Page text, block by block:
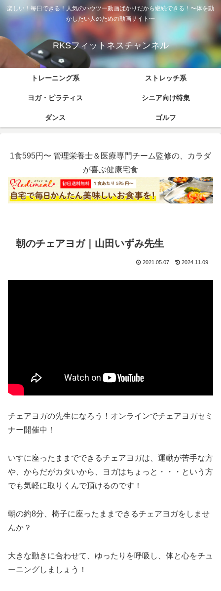
楽しい！毎日できる！人気のハウツー動画ばかりだから継続できる！〜体を動
かしたい人のための動画サイト〜
RKSフィットネスチャンネル
トレーニング系 ストレッチ系
ヨガ・ピラティス シニア向け特集
ダンス ゴルフ
1食595円〜 管理栄養士＆医療専門チーム監修の、カラダ
が喜ぶ健康宅食
朝のチェアヨガ｜山田いずみ先生
2021.05.07 2024.11.09
チェアヨガの先生になろう！オンラインでチェアヨガセミ
ナー開催中！
いすに座ったままでできるチェアヨガは、運動が苦手な方
や、からだがカタいから、ヨガはちょっと・・・という方
でも気軽に取りくんで頂けるのです！
朝の約8分、椅子に座ったままできるチェアヨガをしませ
んか？
大きな動きに合わせて、ゆったりを呼吸し、体と心をチュ
ーニングしましょう！